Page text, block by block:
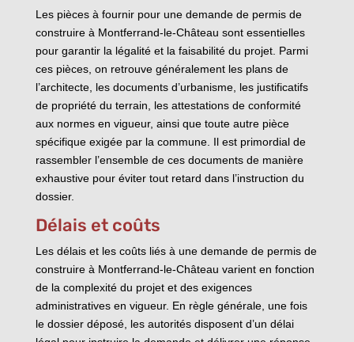
Les pièces à fournir pour une demande de permis de
construire à Montferrand-le-Château sont essentielles
pour garantir la légalité et la faisabilité du projet. Parmi
ces pièces, on retrouve généralement les plans de
l’architecte, les documents d’urbanisme, les justificatifs
de propriété du terrain, les attestations de conformité
aux normes en vigueur, ainsi que toute autre pièce
spécifique exigée par la commune. Il est primordial de
rassembler l’ensemble de ces documents de manière
exhaustive pour éviter tout retard dans l’instruction du
dossier.
Délais et coûts
Les délais et les coûts liés à une demande de permis de
construire à Montferrand-le-Château varient en fonction
de la complexité du projet et des exigences
administratives en vigueur. En règle générale, une fois
le dossier déposé, les autorités disposent d’un délai